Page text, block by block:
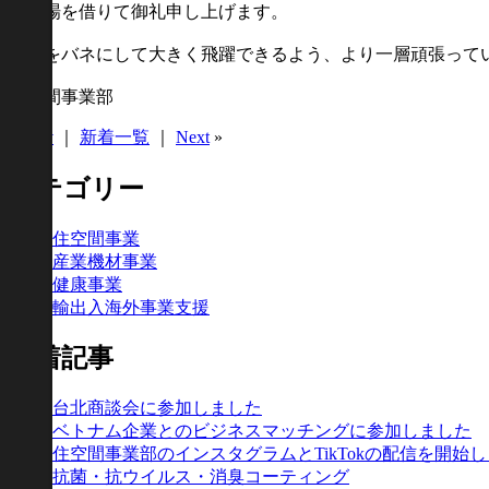
この場を借りて御礼申し上げます。
今回をバネにして大きく飛躍できるよう、より一層頑張って
住空間事業部
Prev 新着一覧 Next »
カテゴリー
住空間事業
産業機材事業
健康事業
輸出入海外事業支援
新着記事
台北商談会に参加しました
ベトナム企業とのビジネスマッチングに参加しました
住空間事業部のインスタグラムとTikTokの配信を開始し
抗菌・抗ウイルス・消臭コーティング